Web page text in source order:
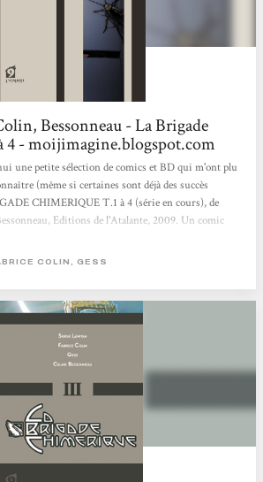
Bessonneau - La Brigade
4 - moijimagine.blogspot.com
une petite sélection de comics et BD qui m'ont plu
(même si certaines sont déjà des succès
CHIMERIQUE T.1 à 4 (série en cours), de
Editions de l'Atalante, 2009. Un comic
juste avant la seconde guerre mondiale. Les
mystiques et super-sciences...
COLIN, GESS